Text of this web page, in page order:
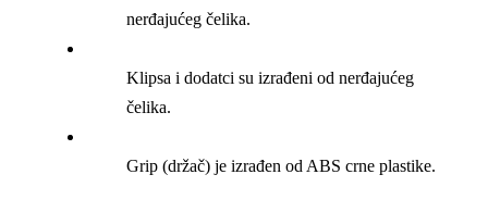
nerđajućeg čelika.
Klipsa i dodatci su izrađeni od nerđajućeg
čelika.
Grip (držač) je izrađen od ABS crne plastike.